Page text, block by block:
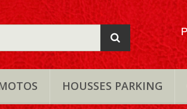
HOUSSES PARKING